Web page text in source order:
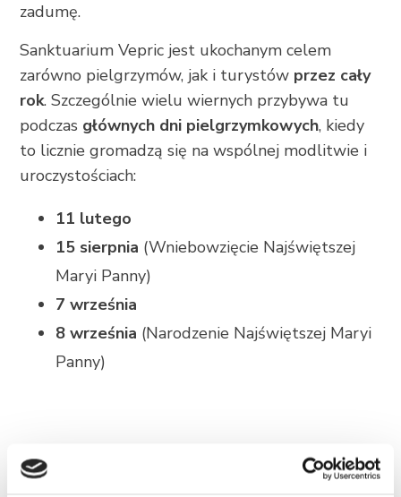
zadumę.
Sanktuarium Vepric jest ukochanym celem
zarówno pielgrzymów, jak i turystów przez cały
rok. Szczególnie wielu wiernych przybywa tu
podczas głównych dni pielgrzymkowych, kiedy
to licznie gromadzą się na wspólnej modlitwie i
uroczystościach:
11 lutego
15 sierpnia (Wniebowzięcie Najświętszej
Maryi Panny)
7 września
8 września (Narodzenie Najświętszej Maryi
Panny)
SEND INQUIRY